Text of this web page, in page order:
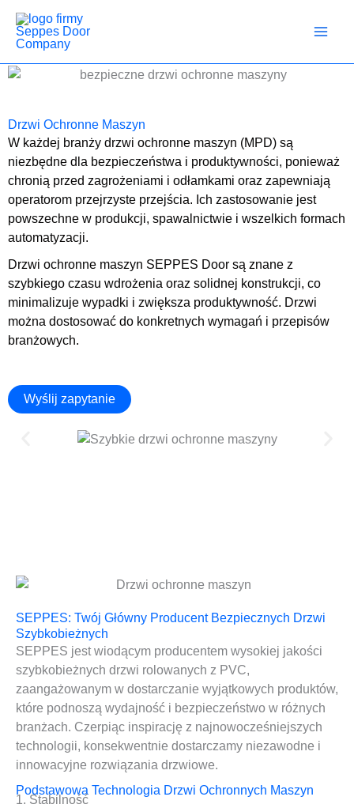
treści
Drzwi Ochronne Maszyn
W każdej branży drzwi ochronne maszyn (MPD) są
niezbędne dla bezpieczeństwa i produktywności, ponieważ
chronią przed zagrożeniami i odłamkami oraz zapewniają
operatorom przejrzyste przejścia. Ich zastosowanie jest
powszechne w produkcji, spawalnictwie i wszelkich formach
automatyzacji.
Drzwi ochronne maszyn SEPPES Door są znane z
szybkiego czasu wdrożenia oraz solidnej konstrukcji, co
minimalizuje wypadki i zwiększa produktywność. Drzwi
można dostosować do konkretnych wymagań i przepisów
branżowych.
Wyślij zapytanie
SEPPES: Twój Główny Producent Bezpiecznych Drzwi
Szybkobieżnych
SEPPES jest wiodącym producentem wysokiej jakości
szybkobieżnych drzwi rolowanych z PVC,
zaangażowanym w dostarczanie wyjątkowych produktów,
które podnoszą wydajność i bezpieczeństwo w różnych
branżach. Czerpiąc inspirację z najnowocześniejszych
technologii, konsekwentnie dostarczamy niezawodne i
innowacyjne rozwiązania drzwiowe.
Podstawowa Technologia Drzwi Ochronnych Maszyn
1. Stabilność